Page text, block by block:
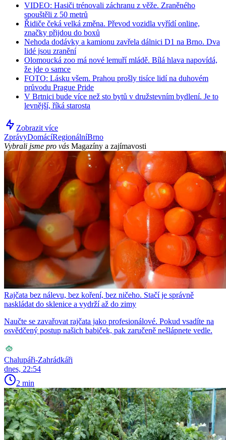
VIDEO: Hasiči trénovali záchranu z věže. Zraněného
spouštěli z 50 metrů
Řidiče čeká velká změna. Převod vozidla vyřídí online,
značky přijdou do boxů
Nehoda dodávky a kamionu zavřela dálnici D1 na Brno. Dva
lidé jsou zranění
Olomoucká zoo má nové lemuří mládě. Bílá hlava napovídá,
že jde o samce
FOTO: Lásku všem. Prahou prošly tisíce lidí na duhovém
průvodu Prague Pride
V Brtnici bude více než sto bytů v družstevním bydlení. Je to
levnější, říká starosta
Zobrazit více
ZprávyDomácíRegionálníBrno
Vybrali jsme pro vás Magazíny a zajímavosti
Rajčata bez nálevu, bez koření, bez ničeho. Stačí je správně
naskládat do sklenice a vydrží až do zimy
Naučte se zavařovat rajčata jako profesionálové. Pokud vsadíte na
osvědčený postup našich babiček, pak zaručeně nešlápnete vedle.
Chalupáři-Zahrádkáři
dnes, 22:54
2 min